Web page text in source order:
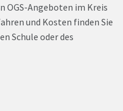
Angeboten im Kreis
und Kosten finden Sie
Schule oder des